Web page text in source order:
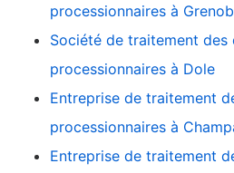
processionnaires à
Société de traitement des
processionnaires à Dole
Entreprise de traitement
processionnaires à
Entreprise de traitement